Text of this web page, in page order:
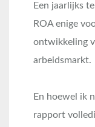
Een jaarlijks
ROA enige
ontwikkeling
arbeidsmarkt.
En hoewel ik
rapport